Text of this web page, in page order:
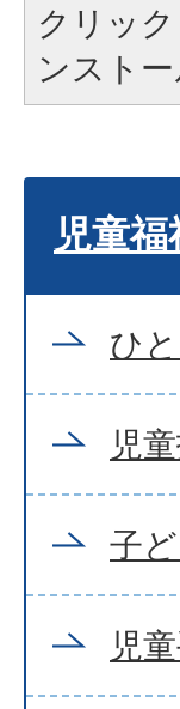
クリッ
ンスト
児童
ひ
児
子
児